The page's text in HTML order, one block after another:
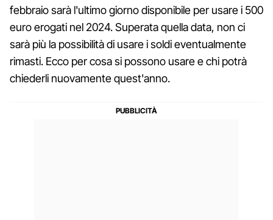
febbraio sarà l'ultimo giorno disponibile per usare i 500
euro erogati nel 2024. Superata quella data, non ci
sarà più la possibilità di usare i soldi eventualmente
rimasti. Ecco per cosa si possono usare e chi potrà
chiederli nuovamente quest'anno.